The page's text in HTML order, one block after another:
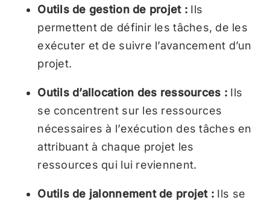
Outils de gestion de projet : Ils
permettent de définir les tâches, de les
exécuter et de suivre l’avancement d’un
projet.
Outils d’allocation des ressources :Ils
se concentrent sur les ressources
nécessaires à l’exécution des tâches en
attribuant à chaque projet les
ressources qui lui reviennent.
Outils de jalonnement de projet : Ils se